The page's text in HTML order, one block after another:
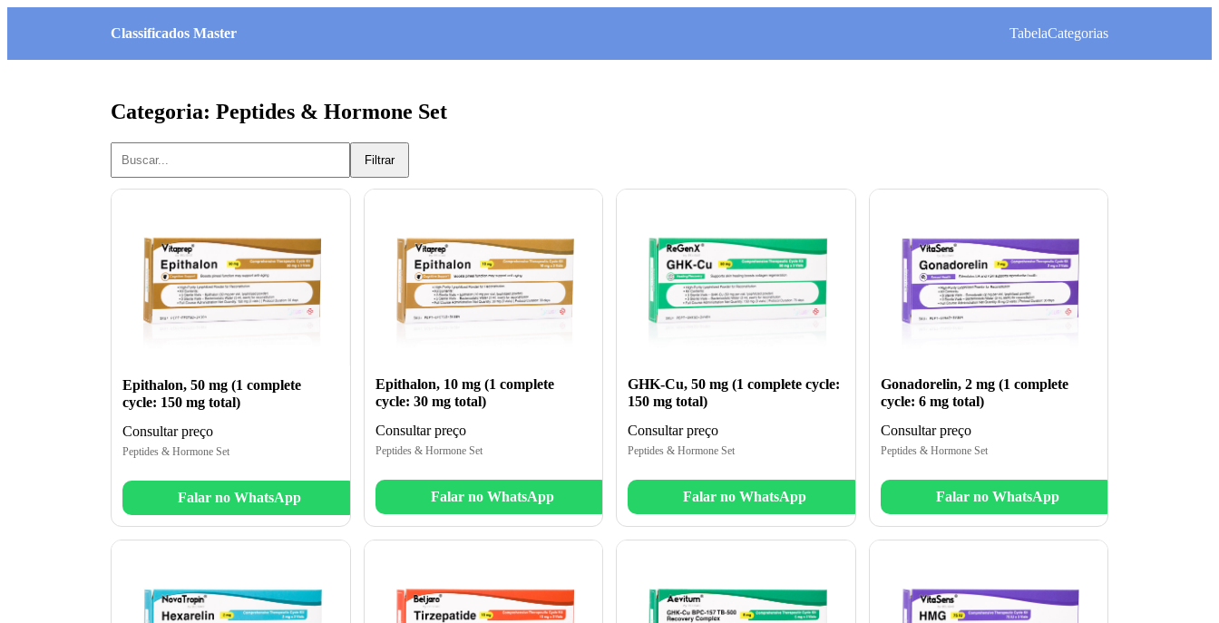
Classificados Master TabelaCategorias
Categoria: Peptides & Hormone Set
Filtrar
Epithalon, 50 mg (1 complete
cycle: 150 mg total)
Consultar preço
Peptides & Hormone Set
Falar no WhatsApp
Epithalon, 10 mg (1 complete
cycle: 30 mg total)
Consultar preço
Peptides & Hormone Set
Falar no WhatsApp
GHK-Cu, 50 mg (1 complete cycle:
150 mg total)
Consultar preço
Peptides & Hormone Set
Falar no WhatsApp
Gonadorelin, 2 mg (1 complete
cycle: 6 mg total)
Consultar preço
Peptides & Hormone Set
Falar no WhatsApp